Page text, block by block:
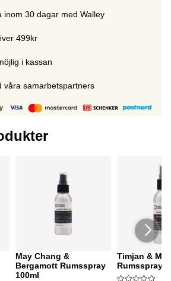
inom 30 dagar med Walley
499kr
i kassan
våra samarbetspartners
May Chang &
Bergamott Rumsspray
100ml
Timjan &
Rumsspray